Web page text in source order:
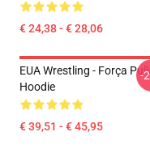
€ 24,38 - € 28,06
EUA Wrestling - Força
Hoodie
€ 39,51 - € 45,95
-